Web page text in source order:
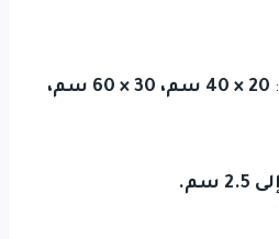
:
20 × 40 سم، 30 × 60 سم،